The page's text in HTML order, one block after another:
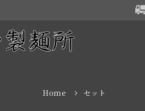
Home セット